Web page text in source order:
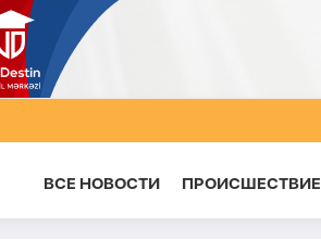
ВСЕ НОВОСТИ ПРОИСШЕСТВИЕ